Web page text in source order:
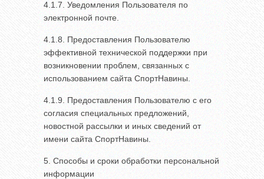
4.1.7. Уведомления Пользователя по
электронной почте.
4.1.8. Предоставления Пользователю
эффективной технической поддержки при
возникновении проблем, связанных с
использованием сайта СпортНавины.
4.1.9. Предоставления Пользователю с его
согласия специальных предложений,
новостной рассылки и иных сведений от
имени сайта СпортНавины.
5. Способы и сроки обработки персональной
информации